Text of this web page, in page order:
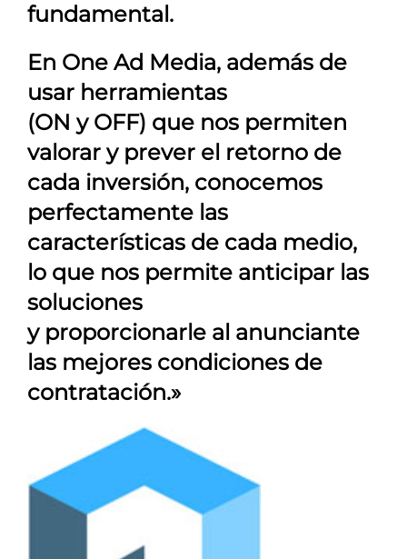
fundamental.
En One Ad Media, además de
usar herramientas
(ON y OFF) que nos permiten
valorar y prever el retorno de
cada inversión, conocemos
perfectamente las
características de cada medio,
lo que nos permite anticipar las
soluciones
y proporcionarle al anunciante
las mejores condiciones de
contratación.»